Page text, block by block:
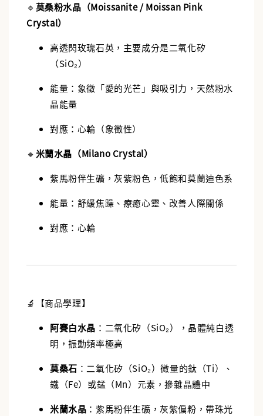
🔹莫桑粉水晶（Moissanite / Moissan Pink
Crystal）
高透閃玫瑰石英，主要成分是二氧化矽
（SiO₂）
能量：象徵「愛的光芒」與吸引力，天然粉水
晶能量
對應：心輪（象徵性）
🔹 米蘭水晶（Milano Crystal）
紫馬粉伴生礦，灰紫粉色，低飽和莫蘭迪色系
能量：舒緩焦躁、療癒心靈、改善人際關係
對應：心輪
🔬【商品學理】
阿賽白水晶 ：二氧化矽（SiO₂），晶體純白透
明，振動頻率極高
莫桑石 ：二氧化矽（SiO₂）微量的鈦（Ti）、
鐵（Fe）或錳（Mn）元素，摻雜晶體中
米蘭水晶 ：紫馬粉伴生礦，灰紫偏粉，帶珠光